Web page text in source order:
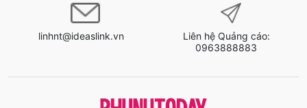
linhnt@ideaslink.vn
Liên hệ Quảng cáo:
0963888883